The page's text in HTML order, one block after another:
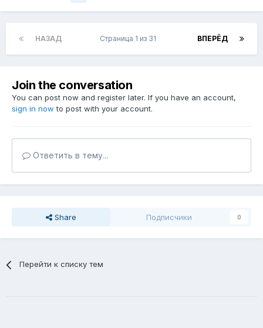
НАЗАД ВПЕРЁД
Страница 1 из 31
Join the conversation
You can post now and register later. If you have an account,
sign in now to post with your account.
Ответить в тему...
Share Подписчики 0
Перейти к списку тем